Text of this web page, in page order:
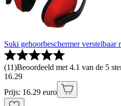
Suki gehoorbeschermer verstelbaar
(11)Beoordeeld met 4.1 van de 5
16.29
Prijs: 16.29 euro